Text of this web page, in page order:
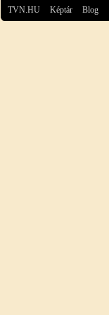
TVN.HU Képtár Blog